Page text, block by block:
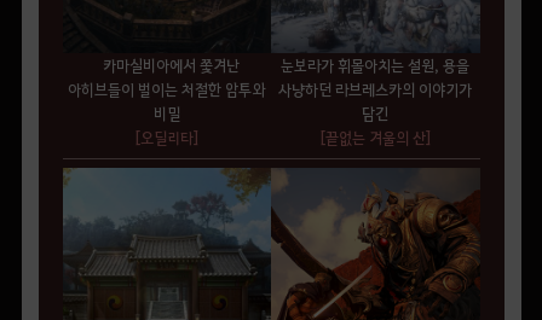
카마실비아에서 쫓겨난
아히브들이 벌이는 처절한 암투와
비밀
[오딜리타]
눈보라가 휘몰아치는 설원, 용을
사냥하던 라브레스카의 이야기가
담긴
[끝없는 겨울의 산]